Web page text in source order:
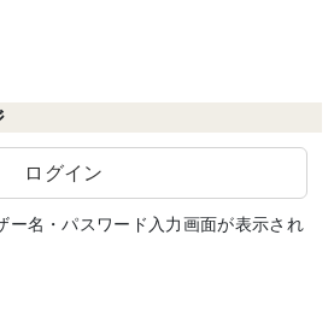
ログイン
名・パスワード入力画面が表示され